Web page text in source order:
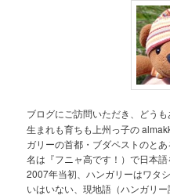
ブログにご訪問いただき、どうも
生まれも育ちも上州っ子の
ガリーの首都・ブダペストのと
名は『フニャ高です！）で日本語
2007年当初、ハンガリーはワタ
いはいない、現地語（ハンガリ